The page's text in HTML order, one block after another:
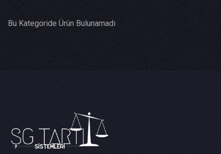
Bu Kategoride Ürün Bulunamadı